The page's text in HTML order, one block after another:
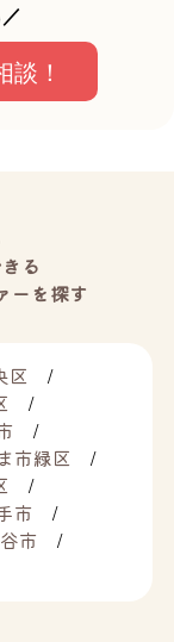
！
る
ーを探す
区
市緑区
市
市